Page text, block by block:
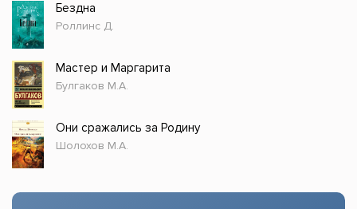
Бездна
Роллинс Д.
Мастер и Маргарита
Булгаков М.А.
Они сражались за Родину
Шолохов М.А.